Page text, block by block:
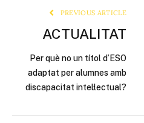
PREVIOUS ARTICLE
ACTUALITAT
Per què no un títol d’ESO
adaptat per alumnes amb
discapacitat intel·lectual?